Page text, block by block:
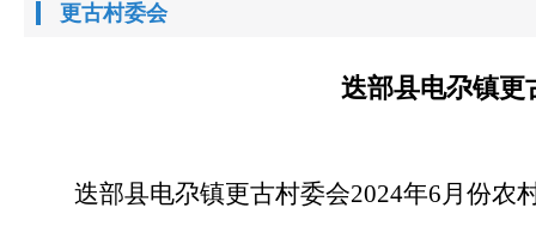
更古村委会
迭部县电尕镇更
迭部县电尕镇更古村委会2024年6月份农